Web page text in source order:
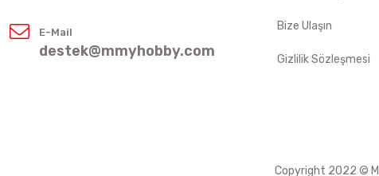
E-Mail
destek@mmyhobby.com
Bize Ulaşın
Gizlilik Sözleşmesi
Copyright 2022 ©